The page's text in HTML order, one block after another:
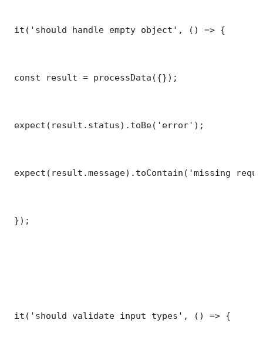
it('should handle empty object', () => {
const result = processData({});
expect(result.status).toBe('error');
expect(result.message).toContain('missing
});
it('should validate input types', () => {